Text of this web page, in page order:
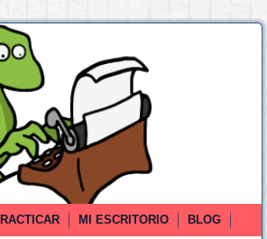
MI ESCRITORIO
BLOG